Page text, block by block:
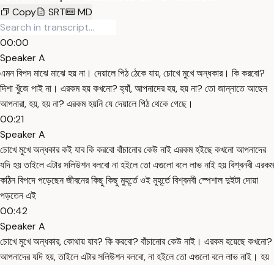
Copy
SRT MD
00:00
Speaker A
এমন বিপদ মাঝে মাঝে হয় না। দেয়ালে পিঠ ঠেকে যায়, চোখে মুখে অন্ধকার। কি করবো?
দিশা খুঁজে পাই না। এরকম হয় কখনো? হ্যাঁ, আপনাদের হয়, হয় না? তো জান্নাতে আছেন
আপনারা, হয়, হয় না? এরকম হয়নি যে দেয়ালে পিঠ থেকে গেছে।
00:21
Speaker A
চোখে মুখে অন্ধকার কই যাব কি করবো বাঁচানোর কেউ নাই এরকম হইছে কখনো আপনাদের
যদি হয় তাইলে এটার সলিউশন বলবো না হইলে তো এগুলো বলে লাভ নাই হয় বিশ্বনবী এরকম
কঠিন বিপদে পড়েছেন জীবনের কিছু কিছু মুহূর্তে ওই মুহূর্তে বিশ্বনবী স্পেশাল দুইটা দোয়া
পড়তেন এই
00:42
Speaker A
চোখে মুখে অন্ধকার, কোথায় যাব? কি করবো? বাঁচানোর কেউ নাই। এরকম হয়েছে কখনো?
আপনাদের যদি হয়, তাইলে এটার সলিউশন বলবো, না হইলে তো এগুলো বলে লাভ নাই। হয়